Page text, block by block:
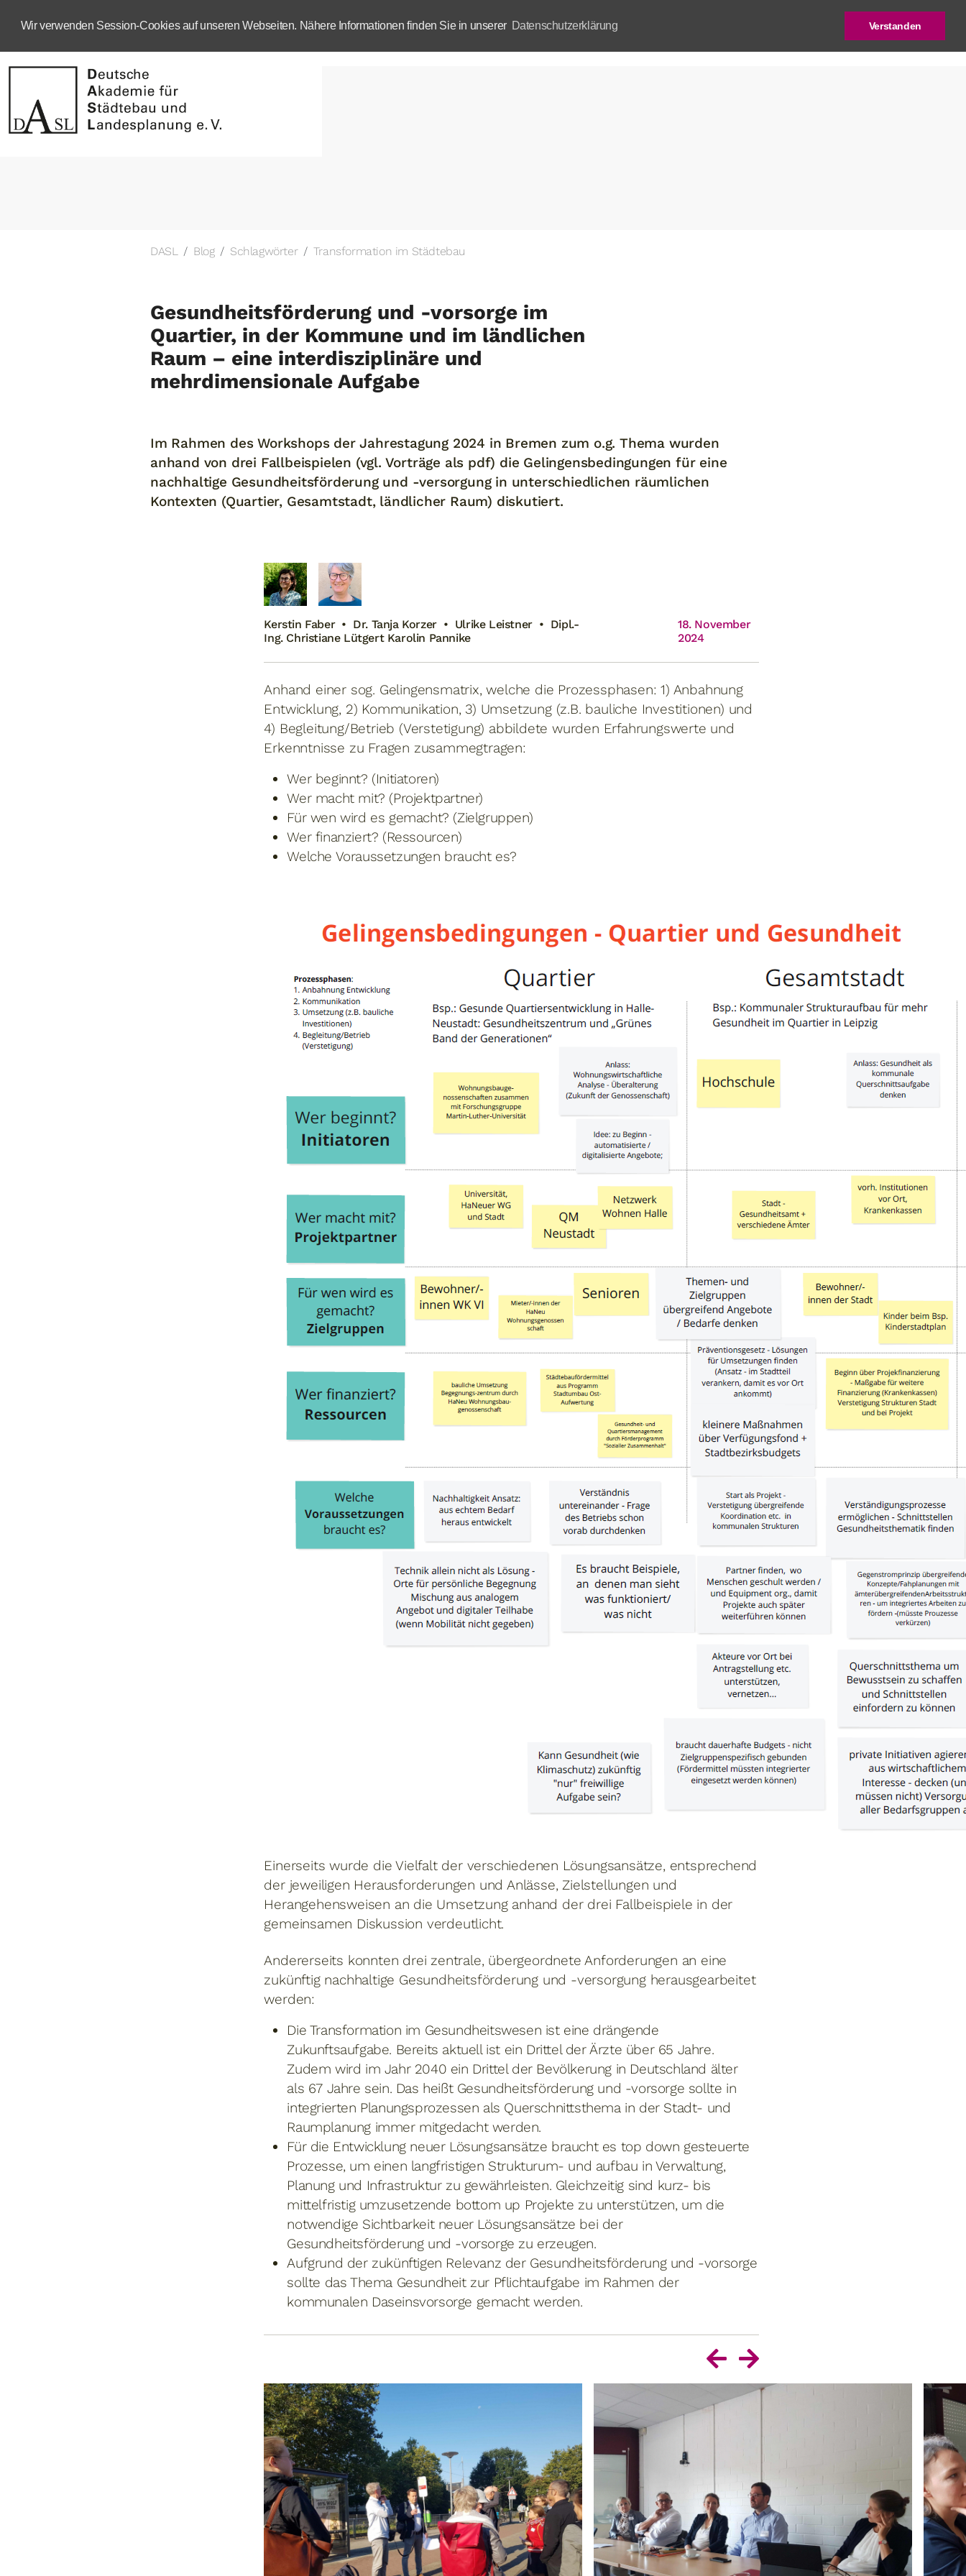
Wir verwenden Session-Cookies auf unseren Webseiten. Nähere Informationen finden Sie in unserer Datenschutzerklärung Verstanden
Aktuelles Akademie Deutscher Städtebaupreis
DASL Blog Schlagwörter Transformation im Städtebau
Gesundheitsförderung und -vorsorge im
Quartier, in der Kommune und im ländlichen
Raum – eine interdisziplinäre und
mehrdimensionale Aufgabe
Im Rahmen des Workshops der Jahrestagung 2024 in Bremen zum o.g. Thema wurden
anhand von drei Fallbeispielen (vgl. Vorträge als pdf) die Gelingensbedingungen für eine
nachhaltige Gesundheitsförderung und -versorgung in unterschiedlichen räumlichen
Kontexten (Quartier, Gesamtstadt, ländlicher Raum) diskutiert.
Kerstin Faber • Dr. Tanja Korzer • Ulrike Leistner • Dipl.-
Ing. Christiane Lütgert Karolin Pannike
18. November
2024
Anhand einer sog. Gelingensmatrix, welche die Prozessphasen: 1) Anbahnung
Entwicklung, 2) Kommunikation, 3) Umsetzung (z.B. bauliche Investitionen) und
4) Begleitung/Betrieb (Verstetigung) abbildete wurden Erfahrungswerte und
Erkenntnisse zu Fragen zusammegtragen:
Wer beginnt? (Initiatoren)
Wer macht mit? (Projektpartner)
Für wen wird es gemacht? (Zielgruppen)
Wer finanziert? (Ressourcen)
Welche Voraussetzungen braucht es?
Einerseits wurde die Vielfalt der verschiedenen Lösungsansätze, entsprechend
der jeweiligen Herausforderungen und Anlässe, Zielstellungen und
Herangehensweisen an die Umsetzung anhand der drei Fallbeispiele in der
gemeinsamen Diskussion verdeutlicht.
Andererseits konnten drei zentrale, übergeordnete Anforderungen an eine
zukünftig nachhaltige Gesundheitsförderung und -versorgung herausgearbeitet
werden:
Die Transformation im Gesundheitswesen ist eine drängende
Zukunftsaufgabe. Bereits aktuell ist ein Drittel der Ärzte über 65 Jahre.
Zudem wird im Jahr 2040 ein Drittel der Bevölkerung in Deutschland älter
als 67 Jahre sein. Das heißt Gesundheitsförderung und -vorsorge sollte in
integrierten Planungsprozessen als Querschnittsthema in der Stadt- und
Raumplanung immer mitgedacht werden.
Für die Entwicklung neuer Lösungsansätze braucht es top down gesteuerte
Prozesse, um einen langfristigen Strukturum- und aufbau in Verwaltung,
Planung und Infrastruktur zu gewährleisten. Gleichzeitig sind kurz- bis
mittelfristig umzusetzende bottom up Projekte zu unterstützen, um die
notwendige Sichtbarkeit neuer Lösungsansätze bei der
Gesundheitsförderung und -vorsorge zu erzeugen.
Aufgrund der zukünftigen Relevanz der Gesundheitsförderung und -vorsorge
sollte das Thema Gesundheit zur Pflichtaufgabe im Rahmen der
kommunalen Daseinsvorsorge gemacht werden.